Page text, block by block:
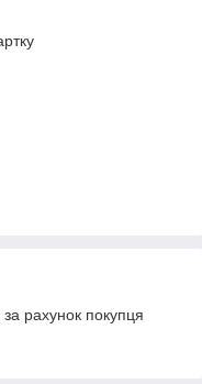
рахунок покупця